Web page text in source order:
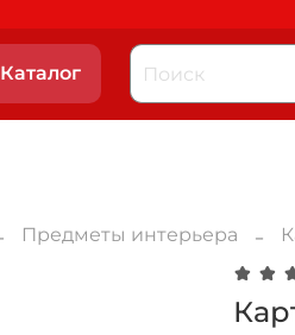
Каталог
Предметы интерьера